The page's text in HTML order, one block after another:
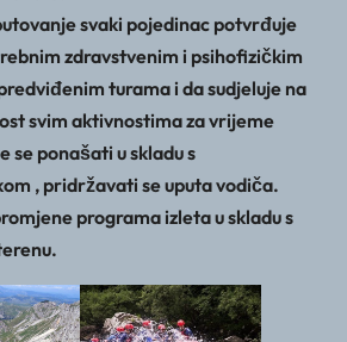
svaki pojedinac potvrđuje
zdravstvenim i psihofizičkim
turama i da sudjeluje na
svim aktivnostima za vrijeme
se ponašati u skladu s
, pridržavati se uputa vodiča.
programa izleta u skladu s